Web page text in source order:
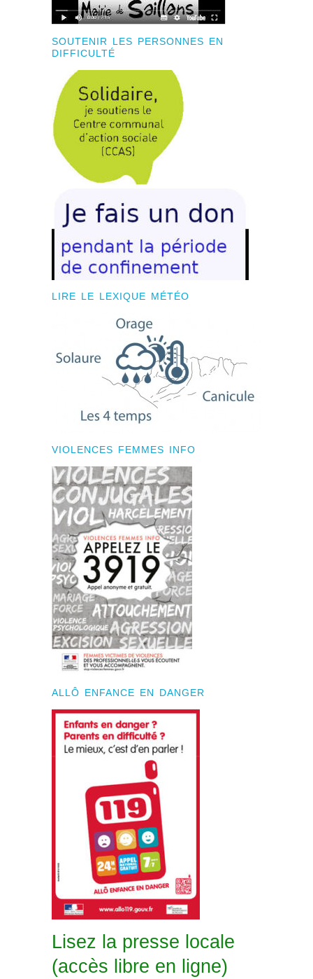
SOUTENIR LES PERSONNES EN
DIFFICULTÉ
LIRE LE LEXIQUE MÉTÉO
VIOLENCES FEMMES INFO
ALLÔ ENFANCE EN DANGER
Lisez la presse locale
(accès libre en ligne)